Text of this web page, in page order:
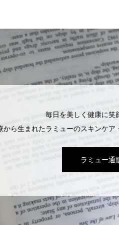
毎日を美しく健康に笑
から生まれたラミューのスキンケ
ラミュー通